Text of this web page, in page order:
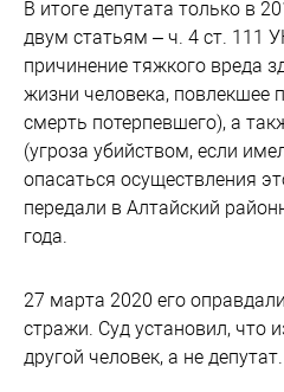
В итоге депутата только в
двум статьям – ч. 4 ст. 111
причинение тяжкого вреда
жизни человека, повлекшее
смерть потерпевшего), а
(угроза убийством, если
опасаться осуществления
передали в Алтайский
года.
27 марта 2020 его
стражи. Суд установил, что
другой человек, а не депутат.